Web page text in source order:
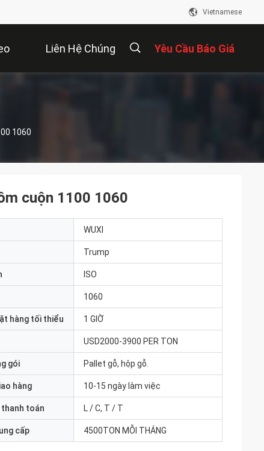
Vietnamese
Liên Hệ Chúng Yêu Cầu Báo Giá
1060
cuộn 1100 1060
WUXI
Trump
ISO
1060
hàng tối thiểu 1 GIỜ
USD2000-3900 PER TON
gói Pallet gỗ, hộp gỗ.
hàng 10-15 ngày làm việc
toán L / C, T / T
cấp 4500TON MỖI THÁNG